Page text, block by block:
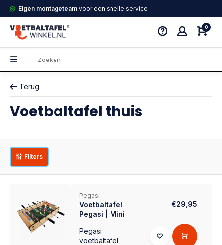
Eigen montageteam voor een snelle service
0
Terug
Voetbaltafel thuis
Filters
Pegasi
Voetbaltafel
Pegasi | Mini
Pegasi
voetbaltafel
€29,95